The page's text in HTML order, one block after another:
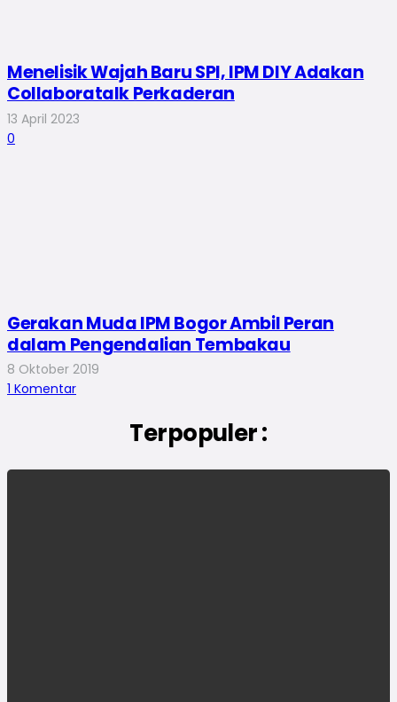
Menelisik Wajah Baru SPI, IPM DIY Adakan
Collaboratalk Perkaderan
13 April 2023
0
Gerakan Muda IPM Bogor Ambil Peran
dalam Pengendalian Tembakau
8 Oktober 2019
1 Komentar
Terpopuler :